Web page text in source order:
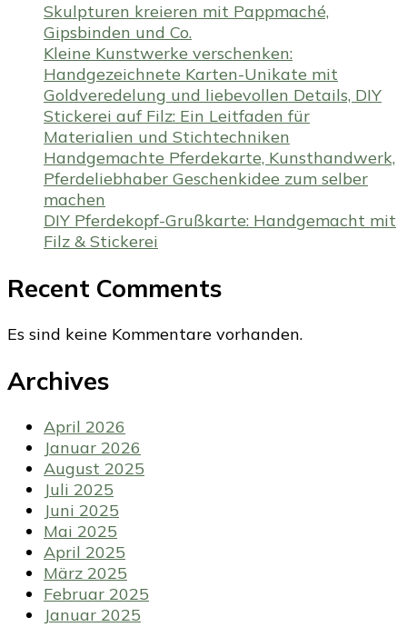
Skulpturen kreieren mit Pappmaché,
Gipsbinden und Co.
Kleine Kunstwerke verschenken:
Handgezeichnete Karten-Unikate mit
Goldveredelung und liebevollen Details, DIY
Stickerei auf Filz: Ein Leitfaden für
Materialien und Stichtechniken
Handgemachte Pferdekarte, Kunsthandwerk,
Pferdeliebhaber Geschenkidee zum selber
machen
DIY Pferdekopf-Grußkarte: Handgemacht mit
Filz & Stickerei
Recent Comments
Es sind keine Kommentare vorhanden.
Archives
April 2026
Januar 2026
August 2025
Juli 2025
Juni 2025
Mai 2025
April 2025
März 2025
Februar 2025
Januar 2025